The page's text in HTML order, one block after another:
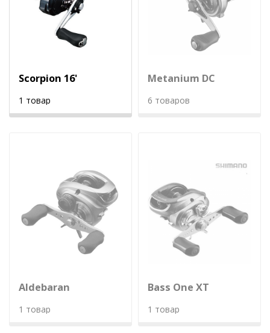
Scorpion 16'
1 товар
Metanium DC
6 товаров
Aldebaran
1 товар
Bass One XT
1 товар